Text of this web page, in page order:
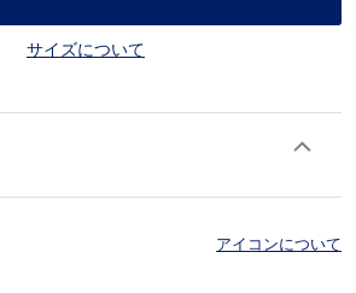
サイズについて
アイコンについて